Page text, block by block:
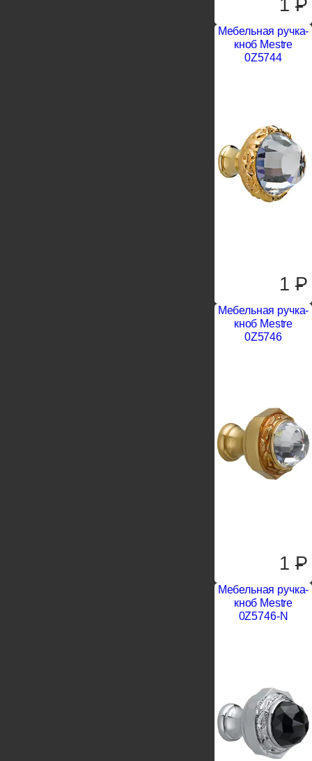
1P
Мебельная ручка-
кноб Mestre
0Z5744
1P
Мебельная ручка-
кноб Mestre
0Z5746
1P
Мебельная ручка-
кноб Mestre
0Z5746-N